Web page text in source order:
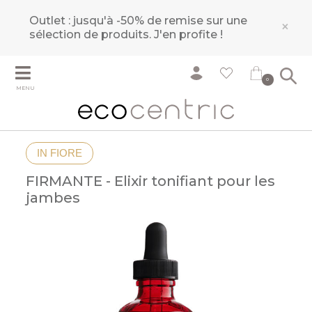
Outlet : jusqu'à -50% de remise sur une
sélection de produits.J'en profite ! ×
MENU
0
IN FIORE
FIRMANTE - Elixir tonifiant pour les
jambes